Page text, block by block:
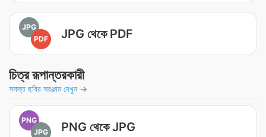
JPG
PDF
JPG থেকে PDF
চিত্র রূপান্তরকারী
সমস্ত ছবির সরঞ্জাম দেখুন →
PNG
JPG
PNG থেকে JPG